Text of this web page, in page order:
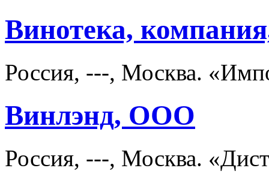
Винотека,
Россия, ---, Москва.
Винлэнд, ООО
Россия, ---, Москва.